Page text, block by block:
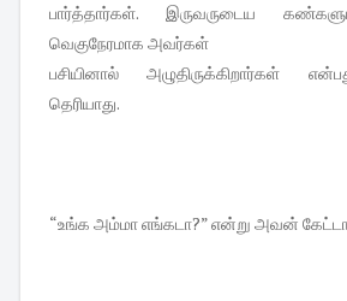
பார்த்தார்கள். இருவருடைய
வெகுநேரமாக அவர்கள்
பசியினால் அழுதிருக்கிறார்கள்
தெரியாது.
“உங்க அம்மா எங்கடா?” என்று அவன்